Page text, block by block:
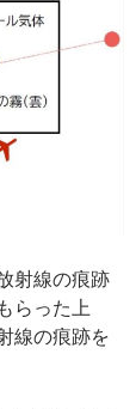
射線の痕跡
らった上
線の痕跡を